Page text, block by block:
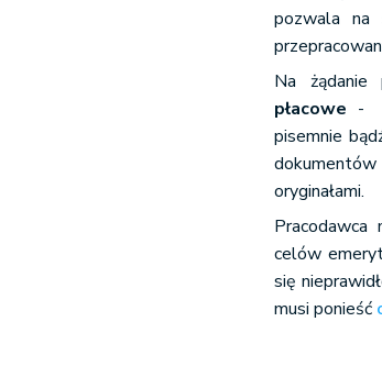
pozwala na
Na żądanie
płacowe -
pisemnie
oryginałami.
celów
się
musi ponieść